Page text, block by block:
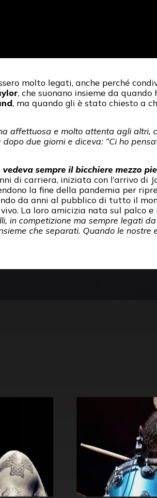
molto legati, anche perché
, che suonano insieme da quando
, ma quando gli è stato chiesto a
affettuosa e molto attenta agli altri,
due giorni e diceva: “Ci ho
vedeva sempre il bicchiere mezzo
di carriera, iniziata con l’arrivo di
la fine della pandemia per
da anni al pubblico di tutto il
La loro amicizia nata sul palco
in competizione ma sempre legati
che separati. Quando le nostre